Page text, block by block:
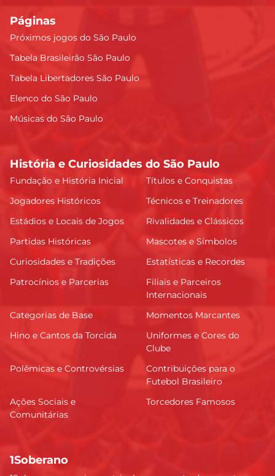
Páginas
Próximos jogos do São Paulo
Tabela Brasileirão São Paulo
Tabela Libertadores São Paulo
Elenco do São Paulo
Músicas do São Paulo
História e Curiosidades do São Paulo
Fundação e História Inicial
Títulos e Conquistas
Jogadores Históricos
Técnicos e Treinadores
Estádios e Locais de Jogos
Rivalidades e Clássicos
Partidas Históricas
Mascotes e Símbolos
Curiosidades e Tradições
Estatísticas e Recordes
Patrocínios e Parcerias
Filiais e Parceiros
Internacionais
Categorias de Base
Momentos Marcantes
Hino e Cantos da Torcida
Uniformes e Cores do
Clube
Polêmicas e Controvérsias
Contribuições para o
Futebol Brasileiro
Ações Sociais e
Comunitárias
Torcedores Famosos
1Soberano